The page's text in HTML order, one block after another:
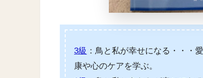
3級 ：鳥と私が幸せになる・・・
康や心のケアを学ぶ。